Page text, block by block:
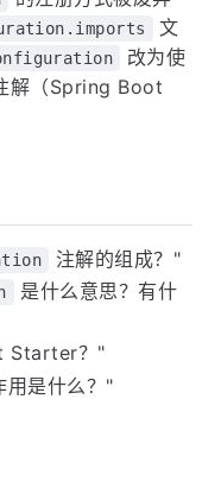
文
改为使
解（Spring Boot
注解的组成？"
是什么意思？有什
Starter？"
用是什么？"